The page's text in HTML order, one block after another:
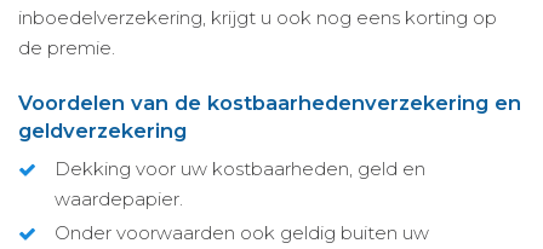
inboedelverzekering, krijgt u ook nog eens korting op
de premie.
Voordelen van de kostbaarhedenverzekering en
geldverzekering
Dekking voor uw kostbaarheden, geld en
waardepapier.
Onder voorwaarden ook geldig buiten uw